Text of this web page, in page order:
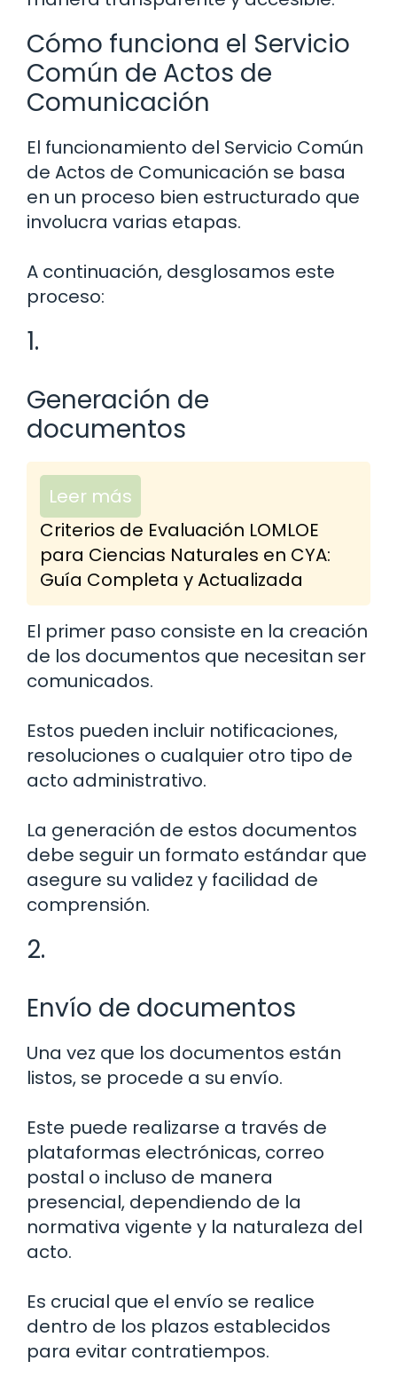
Cómo funciona el Servicio
Común de Actos de
Comunicación
El funcionamiento del Servicio Común
de Actos de Comunicación se basa
en un proceso bien estructurado que
involucra varias etapas.
A continuación, desglosamos este
proceso:
1.
Generación de
documentos
Leer más
Criterios de Evaluación LOMLOE
para Ciencias Naturales en CYA:
Guía Completa y Actualizada
El primer paso consiste en la creación
de los documentos que necesitan ser
comunicados.
Estos pueden incluir notificaciones,
resoluciones o cualquier otro tipo de
acto administrativo.
La generación de estos documentos
debe seguir un formato estándar que
asegure su validez y facilidad de
comprensión.
2.
Envío de documentos
Una vez que los documentos están
listos, se procede a su envío.
Este puede realizarse a través de
plataformas electrónicas, correo
postal o incluso de manera
presencial, dependiendo de la
normativa vigente y la naturaleza del
acto.
Es crucial que el envío se realice
dentro de los plazos establecidos
para evitar contratiempos.